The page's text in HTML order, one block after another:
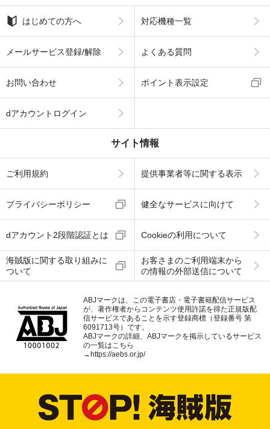
はじめての方へ 対応機種一覧
メールサービス登録/解除 よくある質問
お問い合わせ ポイント表示設定
dアカウントログイン
サイト情報
ご利用規約 提供事業者等に関する表示
プライバシーポリシー 健全なサービスに向けて
dアカウント2段階認証とは Cookieの利用について
海賊版に関する取り組みに
ついて
お客さまのご利用端末から
の情報の外部送信について
ABJマークは、この電子書店・電子書籍配信サービス
が、著作権者からコンテンツ使用許諾を得た正規版配
信サービスであることを示す登録商標（登録番号 第
6091713号）です。
ABJマークの詳細、ABJマークを掲示しているサービス
の一覧はこちら
→https://aebs.or.jp/